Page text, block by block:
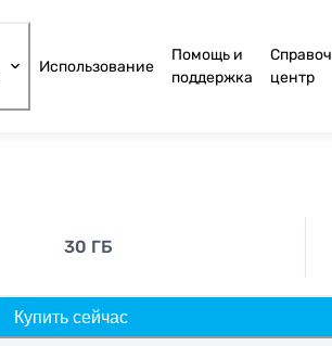
Использование
Помощь и
поддержка
центр
30 ГБ
Купить сейчас